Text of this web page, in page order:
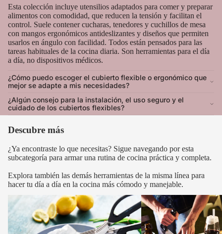
Esta colección incluye utensilios adaptados para comer y preparar
alimentos con comodidad, que reducen la tensión y facilitan el
control. Suele contener cucharas, tenedores y cuchillos de mesa
con mangos ergonómicos antideslizantes y diseños que permiten
usarlos en ángulo con facilidad. Todos están pensados para las
tareas habituales de la cocina diaria. Son herramientas para el día
a día, no dispositivos médicos.
¿Cómo puedo escoger el cubierto flexible o ergonómico que
mejor se adapte a mis necesidades?
¿Algún consejo para la instalación, el uso seguro y el
cuidado de los cubiertos flexibles?
Descubre más
¿Ya encontraste lo que necesitas? Sigue navegando por esta
subcategoría para armar una rutina de cocina práctica y completa.
Explora también las demás herramientas de la misma línea para
hacer tu día a día en la cocina más cómodo y manejable.
Tijeras
Cuchillos de carne